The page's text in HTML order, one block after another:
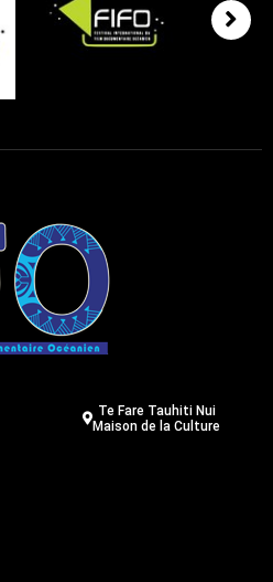
Te Fare Tauhiti Nui
Maison de la Culture